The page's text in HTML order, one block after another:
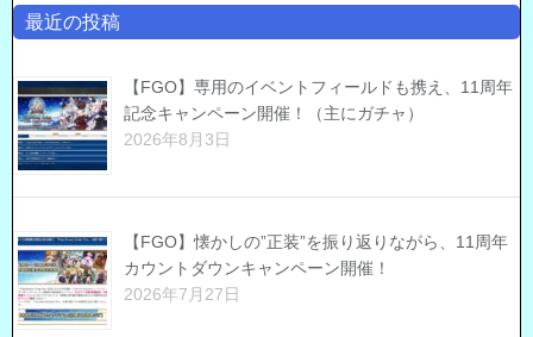
最近の投稿
【FGO】専用のイベントフィールドも携え、11周年
記念キャンペーン開催！（主にガチャ）
2026年8月3日
【FGO】懐かしの”正装”を振り返りながら、11周年
カウントダウンキャンペーン開催！
2026年7月27日